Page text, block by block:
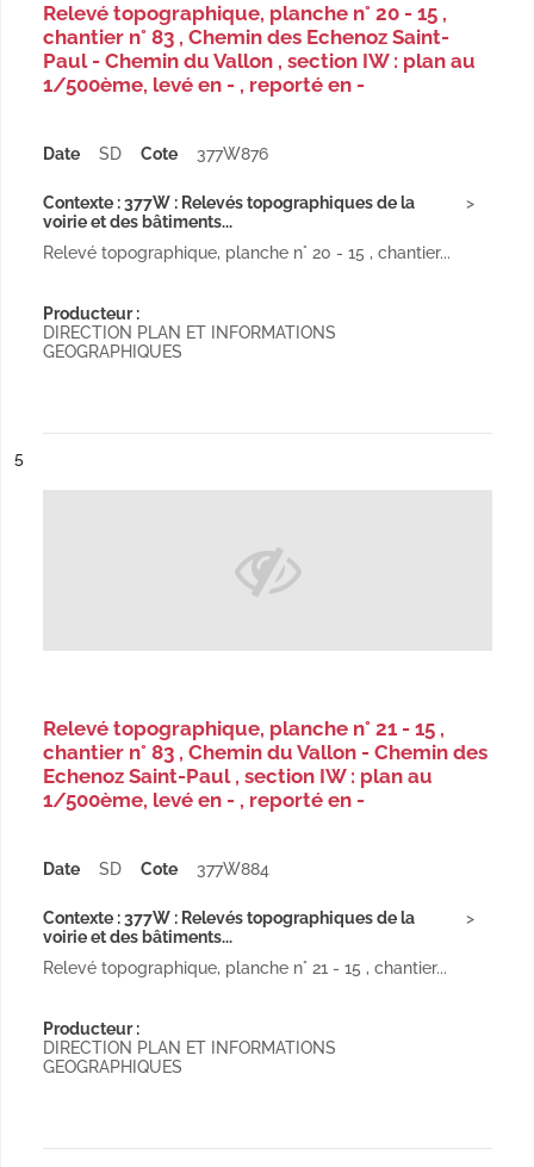
Relevé topographique, planche n° 20 - 15 ,
chantier n° 83 , Chemin des Echenoz Saint-
Paul - Chemin du Vallon , section IW : plan au
1/500ème, levé en - , reporté en -
Date SD Cote 377W876
Contexte : 377W : Relevés topographiques de la
voirie et des bâtiments...
Relevé topographique, planche n° 20 - 15 , chantier...
Producteur :
DIRECTION PLAN ET INFORMATIONS
GEOGRAPHIQUES
n°
5
Relevé topographique, planche n° 21 - 15 ,
chantier n° 83 , Chemin du Vallon - Chemin des
Echenoz Saint-Paul , section IW : plan au
1/500ème, levé en - , reporté en -
Date SD Cote 377W884
Contexte : 377W : Relevés topographiques de la
voirie et des bâtiments...
Relevé topographique, planche n° 21 - 15 , chantier...
Producteur :
DIRECTION PLAN ET INFORMATIONS
GEOGRAPHIQUES